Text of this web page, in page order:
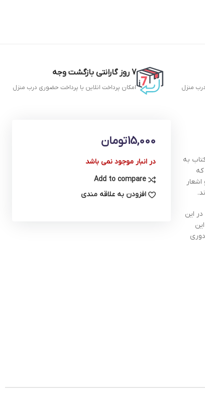
درب منزل
7 روز گارانتی بازگشت وجه
امکان پرداخت انلاین یا پرداخت حضوری درب منزل
به
که
کاراکتر اصلی در این
15,000تومان
در انبار موجود نمی باشد
Add to compare
افزودن به علاقه مندی